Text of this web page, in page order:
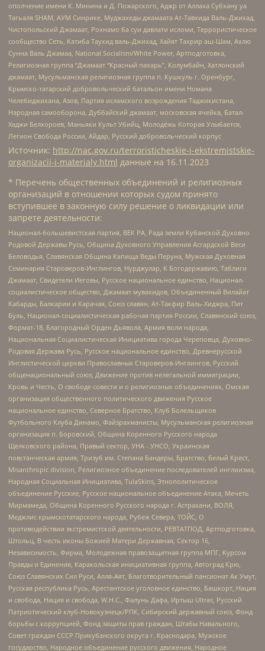
ополчение имени К. Минина и Д. Пожарского, Аджр от Аллаха Субхану уа
Тагьаля SHAM, АУМ Синрике, Муджахеды джамаата Ат-Тавхида Валь-Джихад,
Чистопольский Джамаат, Рохнамо ба суи давлати исломи, Террористическое
сообщество Сеть, Катиба Таухид валь-Джихад, Хайят Тахрир аш-Шам, Ахлю
Сунна Валь Джамаа, National Socialism/White Power, Артподготовка,
Религиозная группа “Джамаат “Красный пахарь”, Колумбайн, Хатлонский
джамаат, Мусульманская религиозная группа п. Кушкуль г. Оренбург,
Крымско-татарский добровольческий батальон имени Номана
Челебиджихана, Азов, Партия исламского возрождения Таджикистана,
Народная самооборона, Дуббайский джамаат, московская ячейка, Батал-
Хаджи Белхороев, Маньяки Культ Убийц, Молодёжь Которая Улыбается,
Легион Свобода России, Айдар, Русский добровольческий корпус
Источник: http://nac.gov.ru/terroristicheskie-i-ekstremistskie-
organizacii-i-materialy.html данные на 16.11.2023
* Перечень общественных объединений и религиозных
организаций в отношении которых судом принято
вступившее в законную силу решение о ликвидации или
запрете деятельности:
Национал-большевистская партия, ВЕК РА, Рада земли Кубанской Духовно
Родовой Державы Русь, Община Духовного Управления Асгардской Веси
Беловодья, Славянская Община Капища Веды Перуна, Мужская Духовная
Семинария Староверов-Инглингов, Нурджулар, К Богодержавию, Таблиги
Джамаат, Свидетели Иеговы, Русское национальное единство, Национал-
социалистическое общество, Джамаат мувахидов, Объединенный Вилайат
Кабарды, Балкарии и Карачая, Союз славян, Ат-Такфир Валь-Хиджра, Пит
Буль, Национал-социалистическая рабочая партия России, Славянский союз,
Формат-18, Благородный Орден Дьявола, Армия воли народа,
Национальная Социалистическая Инициатива города Череповца, Духовно-
Родовая Держава Русь, Русское национальное единство, Древнерусской
Инглистической церкви Православных Староверов-Инглингов, Русский
общенациональный союз, Движение против нелегальной иммиграции,
Кровь и Честь, О свободе совести и о религиозных объединениях, Омская
организация общественного политического движения Русское
национальное единство, Северное Братство, Клуб Болельщиков
Футбольного Клуба Динамо, Файзрахманисты, Мусульманская религиозная
организация п. Боровский, Община Коренного Русского народа
Щелковского района, Правый сектор, УНА - УНСО, Украинская
повстанческая армия, Тризуб им. Степана Бандеры, Братство, Белый Крест,
Misanthropic division, Религиозное объединение последователей инглиизма,
Народная Социальная Инициатива, TulaSkins, Этнополитическое
объединение Русские, Русское национальное объединение Атака, Мечеть
Мирмамеда, Община Коренного Русского народа г. Астрахани, ВОЛЯ,
Меджлис крымскотатарского народа, Рубеж Севера, ТОЙС, О
противодействии экстремистской деятельности, РЕВТАТПОД, Артподготовка,
Штольц, В честь иконы Божией Матери Державная, Сектор 16,
Независимость, Фирма, Молодежная правозащитная группа МПГ, Курсом
Правды и Единения, Каракольская инициативная группа, Автоград Крю,
Союз Славянских Сил Руси, Алля-Аят, Благотворительный пансионат Ак Умут,
Русская республика Русь, Арестантское уголовное единство, Башкорт, Нация
и свобода, Нация и свобода, W.H.С., Фалунь Дафа, Иртыш Ultras, Русский
Патриотический клуб-Новокузнецк/РПК, Сибирский державный союз, Фонд
борьбы с коррупцией, Фонд защиты прав граждан, Штабы Навального,
Совет граждан СССР Прикубанского округа г. Краснодара, Мужское
государство, Народное объединение русского движения, Народное